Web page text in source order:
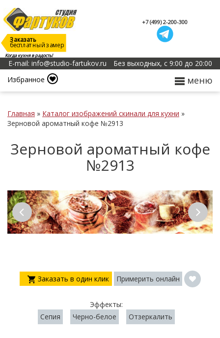
Когда кухня в радость!
Заказать
бесплатный замер
+7 (499) 2-200-300
E-mail: info@studio-fartukov.ru
Без выходных, с 9:00 до 20:00
Избранное
меню
Главная » Каталог изображений скинали для кухни »
Зерновой ароматный кофе №2913
Зерновой ароматный кофе
№2913
Заказать в один клик Примерить онлайн
Эффекты:
Сепия
Черно-белое Отзеркалить